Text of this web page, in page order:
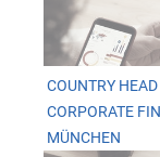
COUNTRY
CORPORATE
MÜNCHEN